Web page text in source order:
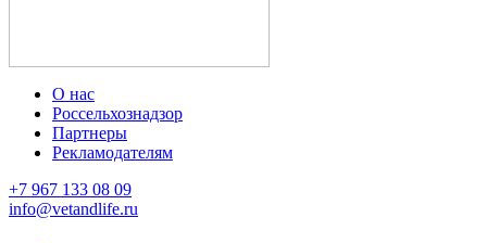
О нас
Россельхознадзор
Партнеры
Рекламодателям
+7 967 133 08 09
info@vetandlife.ru